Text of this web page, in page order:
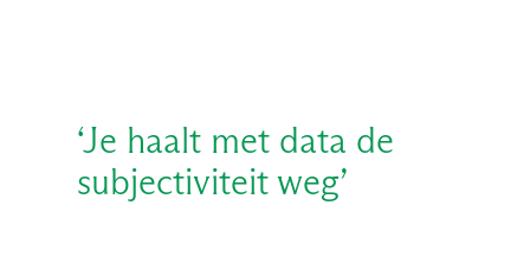
‘Je haalt met data de
subjectiviteit weg’